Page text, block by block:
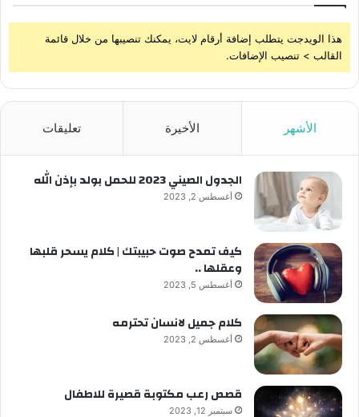
هذا الويدجت يتطلب إضافة أرقام لايت، يمكنك تنصيبها من خلال قائمة
القالب > تنصيب الإضافات.
الأشهر الأخيرة تعليقات
الجدول الصيني 2023 للحمل بولد بإذن الله
أغسطس 2, 2023
كيف تمدح صوت حبيبتك | كلام يسحر قلبها
وعقلها ..
أغسطس 5, 2023
كلام جميل لانسان تحترمه
أغسطس 2, 2023
قصص رعب مكتوبة قصيرة للاطفال
سبتمبر 12, 2023